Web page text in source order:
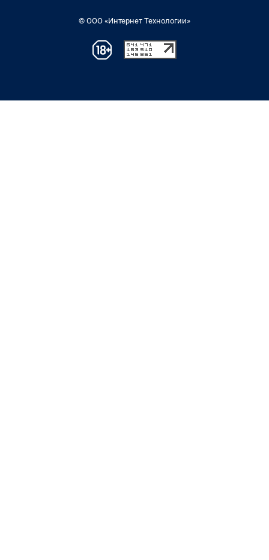
© ООО «Интернет Технологии»